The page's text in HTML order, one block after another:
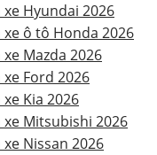
xe Hyundai 2026
xe ô tô Honda 2026
xe Mazda 2026
xe Ford 2026
xe Kia 2026
xe Mitsubishi 2026
xe Nissan 2026